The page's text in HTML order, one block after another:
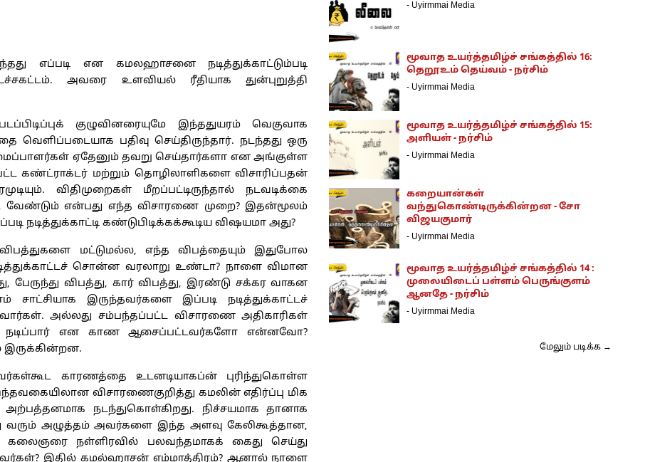
எப்படி என கமலஹாசனை நடித்துக்காட்டும்படி
அவரை உளவியல் ரீதியாக துன்புறுத்தி
குழுவினரையுமே இந்ததுயரம் வெகுவாக
வெளிப்படையாக பதிவு செய்திருந்தார். நடந்தது ஒரு
ஏதேனும் தவறு செய்தார்களா என அங்குள்ள
கண்ட்ராக்டர் மற்றும் தொழிலாளிகளை விசாரிப்பதன்
விதிமுறைகள் மீறப்பட்டிருந்தால் நடவடிக்கை
வேண்டும் என்பது எந்த விசாரணை முறை? இதன்மூலம்
நடித்துக்காட்டி கண்டுபிடிக்கக்கூடிய விஷயமா அது?
விபத்துகளை மட்டுமல்ல, எந்த விபத்தையும் இதுபோல
சொன்ன வரலாறு உண்டா? நாளை விமான
பேருந்து விபத்து, கார் விபத்து, இரண்டு சக்கர வாகன
சாட்சியாக இருந்தவர்களை இப்படி நடித்துக்காட்டச்
அல்லது சம்பந்தப்பட்ட விசாரணை அதிகாரிகள்
நடிப்பார் என காண ஆசைப்பட்டவர்களோ என்னவோ?
இருக்கின்றன.
காரணத்தை உடனடியாகப்ன் புரிந்துகொள்ள
விசாரணைகுறித்து கமலின் எதிர்ப்பு மிக
நடந்துகொள்கிறது. நிச்சயமாக தானாக
வரும் அழுத்தம் அவர்களை இந்த அளவு கேலிகூத்தான,
கலைஞரை நள்ளிரவில் பலவந்தமாகக் கைது செய்து
இதில் கமல்ஹாசன் எம்மாத்திரம்? ஆனால் நாளை
- Uyirmmai Media
மூவாத உயர்த்தமிழ்ச் சங்கத்தில் 16:
தெறூஉம் தெய்வம் - நர்சிம்
- Uyirmmai Media
மூவாத உயர்த்தமிழ்ச் சங்கத்தில் 15:
அளியள் - நர்சிம்
- Uyirmmai Media
கறையான்கள்
வந்துகொண்டிருக்கின்றன - சோ
விஜயகுமார்
- Uyirmmai Media
மூவாத உயர்த்தமிழ்ச் சங்கத்தில் 14 :
முலையிடைப் பள்ளம் பெருங்குளம்
ஆனதே - நர்சிம்
- Uyirmmai Media
மேலும் படிக்க →